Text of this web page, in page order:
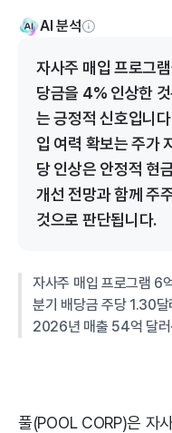
AI 분석
자사주 매입 프로그
당금을 4% 인상한
는 긍정적 신호입니
입 여력 확보는 주가
당 인상은 안정적 현
개선 전망과 함께 주
것으로 판단됩니다.
자사주 매입 프로그램 6
분기 배당금 주당 1.30
2026년 매출 54억 달러
풀(POOL CORP)은 자